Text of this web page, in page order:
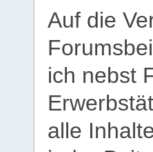
Auf die
ich nebst
alle